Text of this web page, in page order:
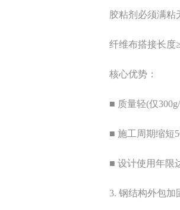
胶粘剂必须满粘
纤维布搭接长度
核心优势：
■ 质量轻(仅300g/
■ 施工周期缩短
■ 设计使用年限
3. 钢结构外包加